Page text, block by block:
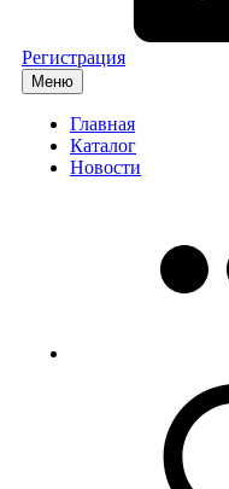
Регистрация
Меню
Главная
Каталог
Новости